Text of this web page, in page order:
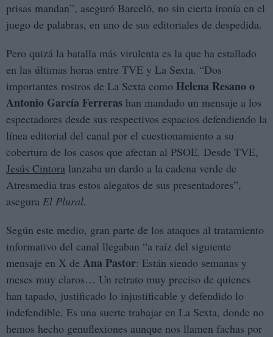
prisas mandan”, aseguró Barceló, no sin cierta ironía en el
juego de palabras, en uno de sus editoriales de despedida.
Pero quizá la batalla más virulenta es la que ha estallado
en las últimas horas entre TVE y La Sexta. “Dos
importantes rostros de La Sexta como Helena Resano o
Antonio García Ferreras han mandado un mensaje a los
espectadores desde sus respectivos espacios defendiendo la
línea editorial del canal por el cuestionamiento a su
cobertura de los casos que afectan al PSOE. Desde TVE,
Jesús Cintora lanzaba un dardo a la cadena verde de
Atresmedia tras estos alegatos de sus presentadores”,
asegura El Plural.
Según este medio, gran parte de los ataques al tratamiento
informativo del canal llegaban “a raíz del siguiente
mensaje en X de Ana Pastor: Están siendo semanas y
meses muy claros… Un retrato muy preciso de quienes
han tapado, justificado lo injustificable y defendido lo
indefendible. Es una suerte trabajar en La Sexta, donde no
hemos hecho genuflexiones aunque nos llamen fachas por